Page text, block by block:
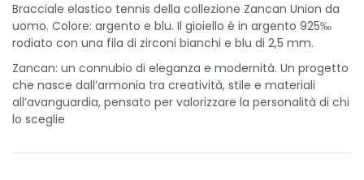
Bracciale elastico tennis della collezione Zancan Union da
uomo. Colore: argento e blu. Il gioiello è in argento 925‰
rodiato con una fila di zirconi bianchi e blu di 2,5 mm.
Zancan: un connubio di eleganza e modernità. Un progetto
che nasce dall’armonia tra creatività, stile e materiali
all’avanguardia, pensato per valorizzare la personalità di chi
lo sceglie